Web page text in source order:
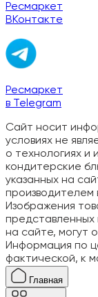
Ресмаркет
ВКонтакте
Ресмаркет
в Telegram
Сайт носит
условиях не
о технологиях и
кондитерские
указанных на
производителем
Изображения
представленных
на сайте, могут
Информация по
фактической, к
Главная